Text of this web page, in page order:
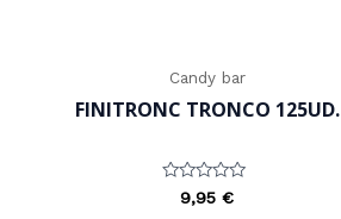
Candy bar
FINITRONC TRONCO 125UD.
Valorado
con
9,95 €